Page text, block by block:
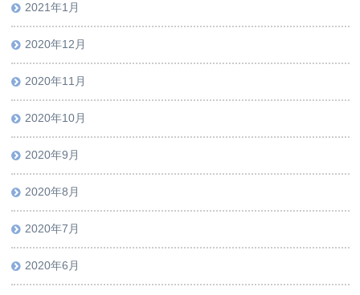
2021年1月
2020年12月
2020年11月
2020年10月
2020年9月
2020年8月
2020年7月
2020年6月